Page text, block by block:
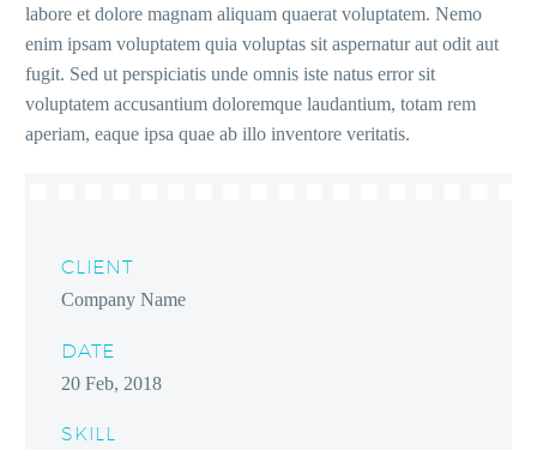
labore et dolore magnam aliquam quaerat voluptatem. Nemo
enim ipsam voluptatem quia voluptas sit aspernatur aut odit aut
fugit. Sed ut perspiciatis unde omnis iste natus error sit
voluptatem accusantium doloremque laudantium, totam rem
aperiam, eaque ipsa quae ab illo inventore veritatis.
CLIENT
Company Name
DATE
20 Feb, 2018
SKILL